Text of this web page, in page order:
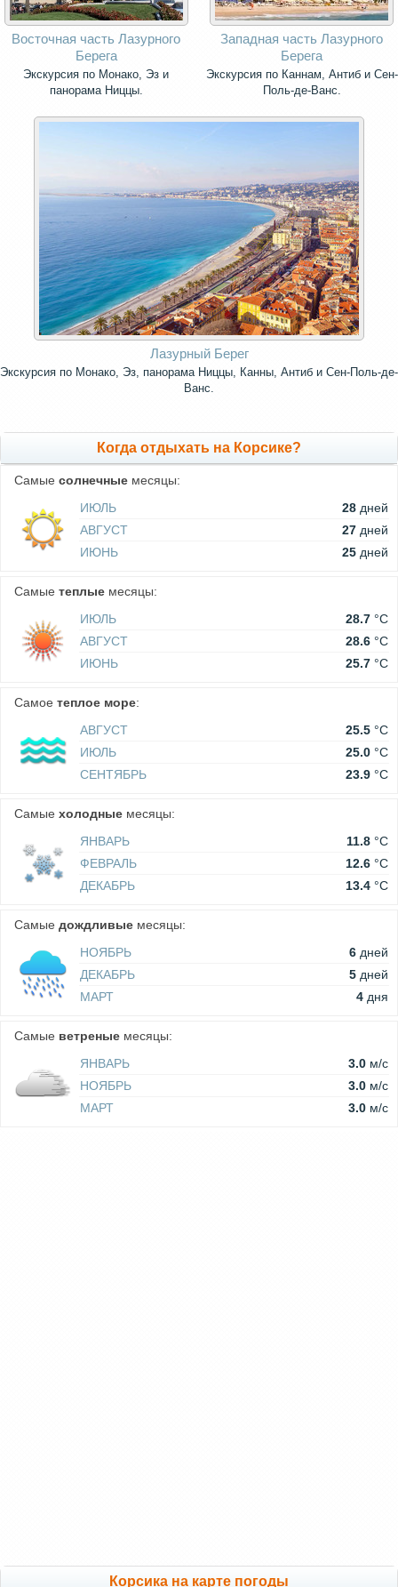
Восточная часть Лазурного
Берега
Экскурсия по Монако, Эз и
панорама Ниццы.
Западная часть Лазурного
Берега
Экскурсия по Каннам, Антиб и Сен-
Поль-де-Ванс.
Лазурный Берег
Экскурсия по Монако, Эз, панорама Ниццы, Канны, Антиб и Сен-Поль-де-
Ванс.
Когда отдыхать на Корсике?
Самые солнечные месяцы:
ИЮЛЬ
28 дней
АВГУСТ
27 дней
ИЮНЬ
25 дней
Самые теплые месяцы:
ИЮЛЬ
28.7 °C
АВГУСТ
28.6 °C
ИЮНЬ
25.7 °C
Самое теплое море:
АВГУСТ
25.5 °C
ИЮЛЬ
25.0 °C
СЕНТЯБРЬ
23.9 °C
Самые холодные месяцы:
ЯНВАРЬ
11.8 °C
ФЕВРАЛЬ
12.6 °C
ДЕКАБРЬ
13.4 °C
Самые дождливые месяцы:
НОЯБРЬ
6 дней
ДЕКАБРЬ
5 дней
МАРТ
4 дня
Самые ветреные месяцы:
ЯНВАРЬ
3.0 м/c
НОЯБРЬ
3.0 м/c
МАРТ
3.0 м/c
Корсика на карте погоды